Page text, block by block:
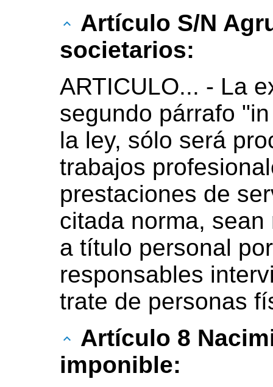
Artículo S/N
societarios:
ARTICULO... - La
segundo párrafo
la ley, sólo será
trabajos
prestaciones de
citada norma,
a título personal
responsables
trate de personas
Artículo 8
imponible: